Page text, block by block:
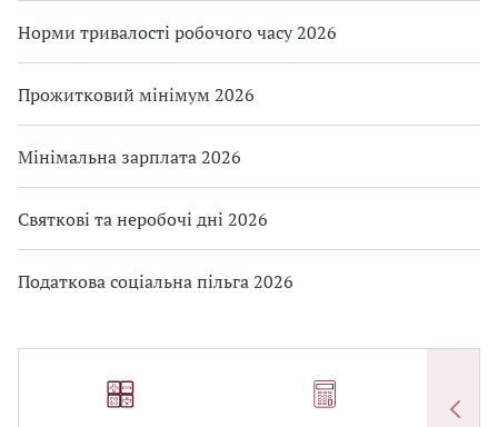
Норми тривалості робочого часу 2026
Прожитковий мінімум 2026
Мінімальна зарплата 2026
Святкові та неробочі дні 2026
Податкова соціальна пільга 2026